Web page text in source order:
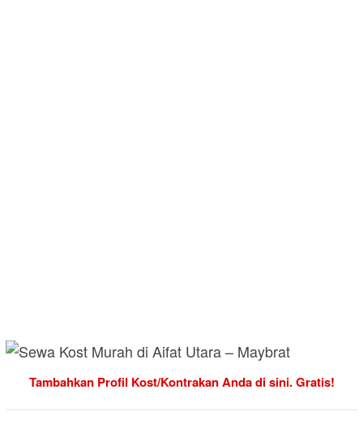
Tambahkan Profil Kost/Kontrakan Anda di sini. Gratis!